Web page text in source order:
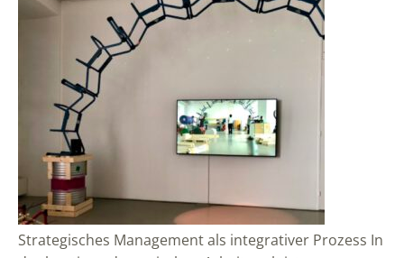
Strategisches Management als integrativer Prozess In